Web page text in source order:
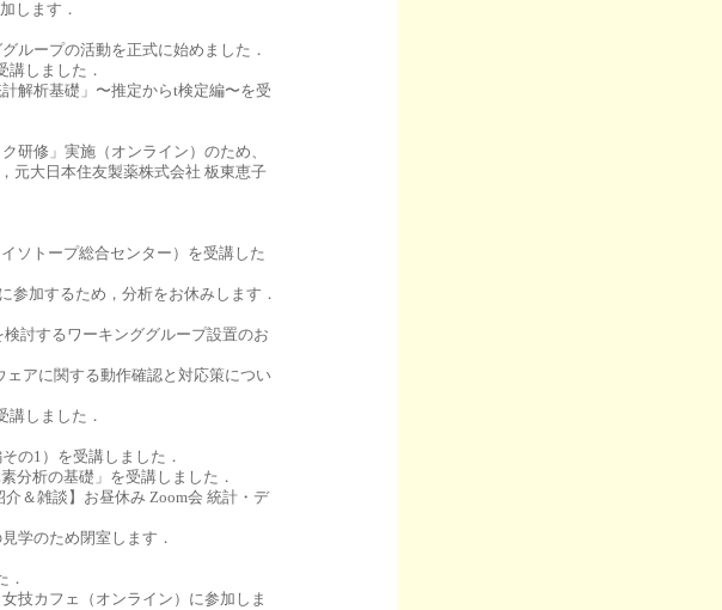
します．
ループの活動を正式に始めました．
講しました．
解析基礎」〜推定からt検定編〜を受
研修」実施（オンライン）のため、
元大日本住友製薬株式会社 板東恵子
ソトープ総合センター）を受講した
参加するため，分析をお休みします．
討するワーキンググループ設置のお
ェアに関する動作確認と対応策につい
講しました．
の1）を受講しました．
分析の基礎」を受講しました．
＆雑談】お昼休み Zoom会 統計・デ
学のため閉室します．
．
技カフェ（オンライン）に参加しま